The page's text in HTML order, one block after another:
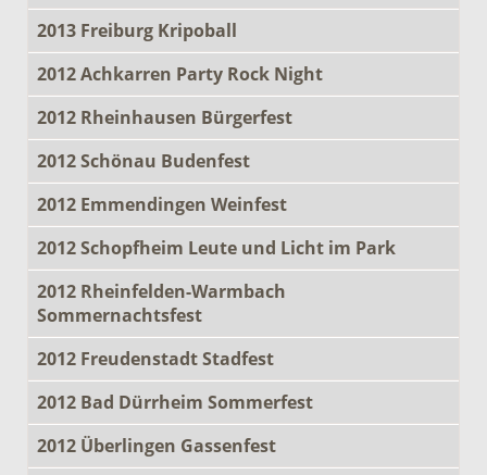
2013 Freiburg Kripoball
2012 Achkarren Party Rock Night
2012 Rheinhausen Bürgerfest
2012 Schönau Budenfest
2012 Emmendingen Weinfest
2012 Schopfheim Leute und Licht im Park
2012 Rheinfelden-Warmbach
Sommernachtsfest
2012 Freudenstadt Stadfest
2012 Bad Dürrheim Sommerfest
2012 Überlingen Gassenfest